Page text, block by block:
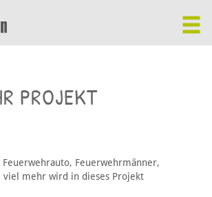
PROJEKT
Feuerwehrmänner,
viel mehr wird in dieses Projekt